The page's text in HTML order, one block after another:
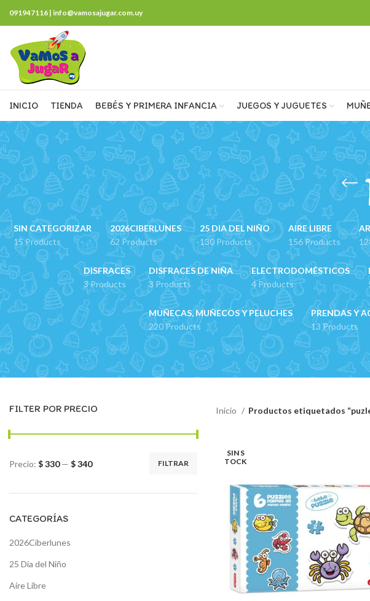
091947116 | info@vamosajugar.com.uy
INICIO TIENDA BEBÉS Y PRIMERA INFANCIA JUEGOS Y JUGUETES
SIN CATEGORIZAR
15 Products
2026CIBERLUNES
62 Products
25 DIA DEL NIÑO
130 Products
AIRE LIBRE
156 Products
DISFRACES
3 Products
DISFRACES DE NIÑA
3 Products
ELECTRODOMÉSTICOS
4 Products
MUÑECAS, MUÑECOS Y PELUCHES
220 Products
PRENDAS Y
13 Products
FILTER POR PRECIO
FILTRAR
Precio: $ 330— $ 340
CATEGORÍAS
2026Ciberlunes
25 Dia del Niño
Aire Libre
Inicio Productos etiquetados
SIN S
TOCK